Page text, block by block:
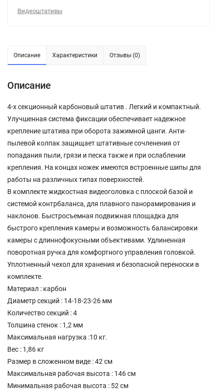
Видеоштативы
Описание Характеристики Отзывы (0)
Описание
4-х секционный карбоновый штатив . Легкий и компактный.
Улучшенная система фиксации обеспечивает надежное
крепление штатива при оборота зажимной цанги. Анти-
пылевой колпак защищает штативные сочленения от
попадания пыли, грязи и песка также и при ослаблении
крепления. На концах ножек имеются встроенные шипы для
работы на различных типах поверхностей.
В комплекте жидкостная видеоголовка с плоской базой и
системой контрбаланса, для плавного панорамирования и
наклонов. Быстросъемная подвижная площадка для
быстрого крепления камеры и возможность балансировки
камеры с длиннофокусными объективами. Удлиненная
поворотная ручка для комфортного управления головкой.
Уплотненный чехол для хранения и безопасной переноски в
комплекте.
Материал : карбон
Диаметр секций : 14-18-23-26 мм
Количество секций : 4
Толшина стенок : 1,2 мм
Максимальная нагрузка :10 кг.
Вес : 1,86 кг
Размер в сложенном виде : 42 см
Максимальная рабочая высота : 146 см
Минимальная рабочая высота : 52 см